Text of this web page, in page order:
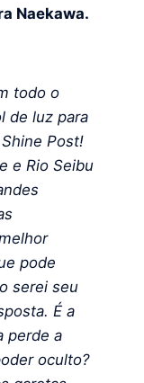
Naekawa.
todo o
de luz para
Post!
e Rio Seibu
pode
serei seu
É a
perde a
oculto?